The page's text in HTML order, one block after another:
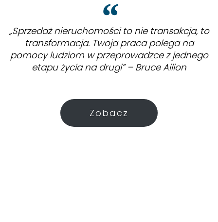
„Sprzedaż nieruchomości to nie transakcja, to
transformacja. Twoja praca polega na
pomocy ludziom w przeprowadzce z jednego
etapu życia na drugi” – Bruce Ailion
Zobacz